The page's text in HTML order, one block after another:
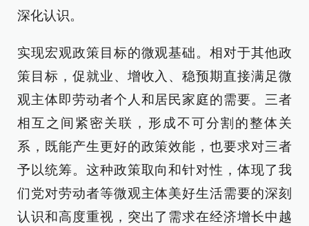
深化认识。
实现宏观政策目标的微观基础。相对于其他政
策目标，促就业、增收入、稳预期直接满足微
观主体即劳动者个人和居民家庭的需要。三者
相互之间紧密关联，形成不可分割的整体关
系，既能产生更好的政策效能，也要求对三者
予以统筹。这种政策取向和针对性，体现了我
们党对劳动者等微观主体美好生活需要的深刻
认识和高度重视，突出了需求在经济增长中越